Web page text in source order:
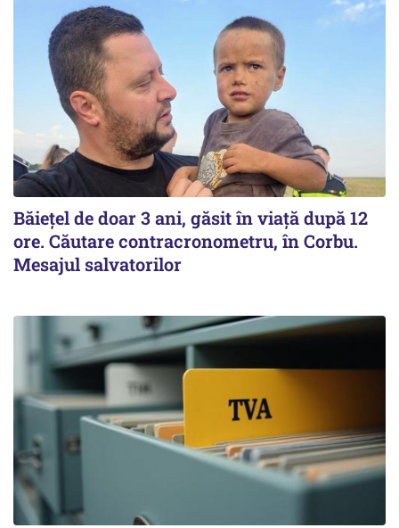
Băiețel de doar 3 ani, găsit în viață după 12
ore. Căutare contracronometru, în Corbu.
Mesajul salvatorilor